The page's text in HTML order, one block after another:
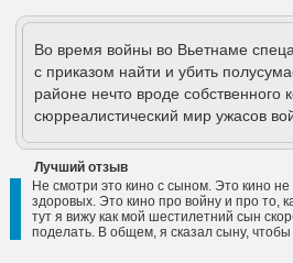
Во время войны во Вьетнаме
с приказом найти и убить
районе нечто вроде
сюрреалистический мир ужасов
Лучший отзыв
Не смотри это кино с сыном. Это кино
здоровых. Это кино про войну и про то,
тут я вижу как мой шестилетний сын
поделать. В общем, я сказал сыну,